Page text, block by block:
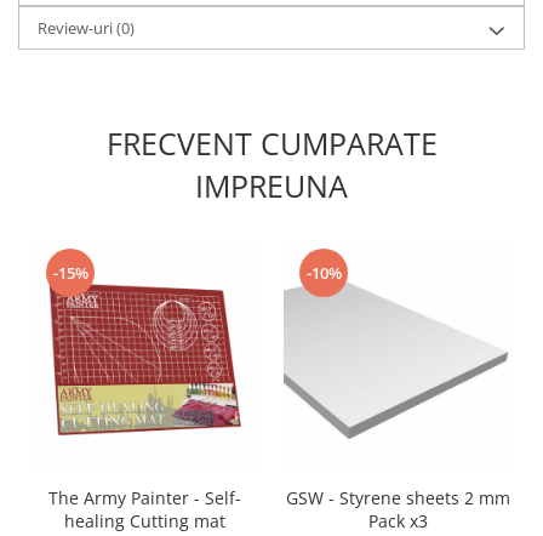
Auxiliare & Diluanti
Primer (grund)
Solutii Weathering
Sol Diorama
Materiale pentru sol
Apa Diorama
The Army Painter
Accesorii pictura The Army Painter
Speedpaints
Seturi Vopsele
Review-uri(0)
FRECVENT CUMPARATE
IMPREUNA
-15%
The Army Painter - Self-
healing Cutting mat
-10%
GSW - Styrene sheets 2 mm
Pack x3